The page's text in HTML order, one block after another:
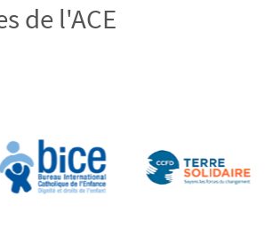
de l'ACE